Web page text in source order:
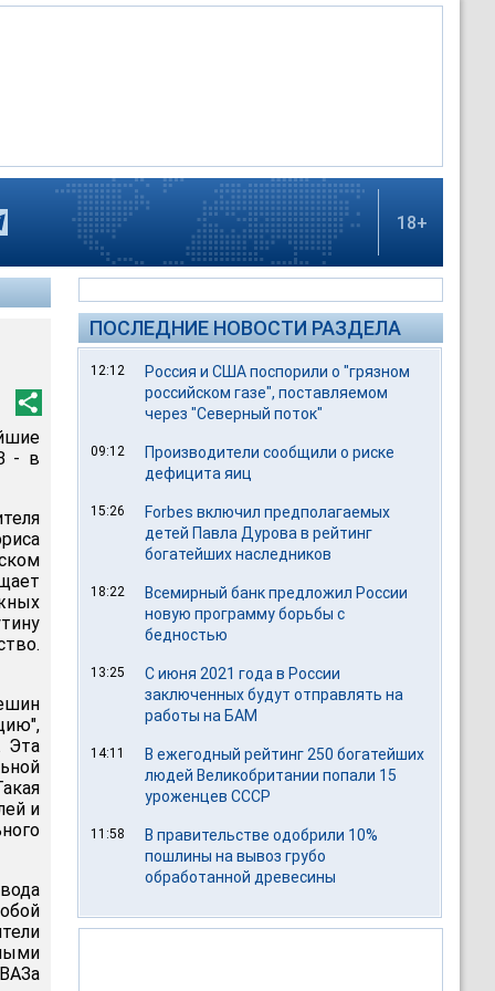
18+
- в
Эта
и
ПОСЛЕДНИЕ НОВОСТИ РАЗДЕЛА
12:12
Россия и США поспорили о "грязном
российском газе", поставляемом
через "Северный поток"
09:12
Производители сообщили о риске
дефицита яиц
15:26
Forbes включил предполагаемых
детей Павла Дурова в рейтинг
богатейших наследников
18:22
Всемирный банк предложил России
новую программу борьбы с
бедностью
13:25
С июня 2021 года в России
заключенных будут отправлять на
работы на БАМ
14:11
В ежегодный рейтинг 250 богатейших
людей Великобритании попали 15
уроженцев СССР
11:58
В правительстве одобрили 10%
пошлины на вывоз грубо
обработанной древесины